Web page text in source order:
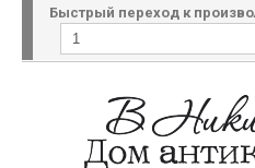
Быстрый переход к